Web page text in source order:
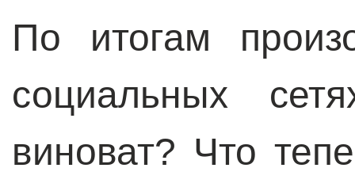
По итогам
социальных
виноват? Что